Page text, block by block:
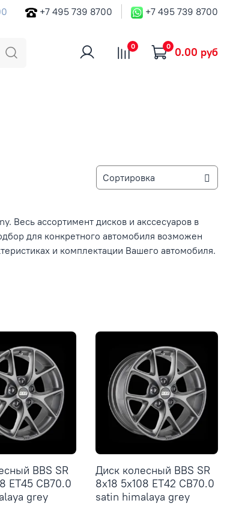
+7 495 739 8700 +7 495 739 8700
0 0 0.00 руб
Весь ассортимент дисков и акссесуаров в
для конкретного автомобиля возможен
и комплектации Вашего автомобиля.
BBS SR
ET45 CB70.0
grey
Диск колесный BBS SR
8x18 5x108 ET42 CB70.0
satin himalaya grey